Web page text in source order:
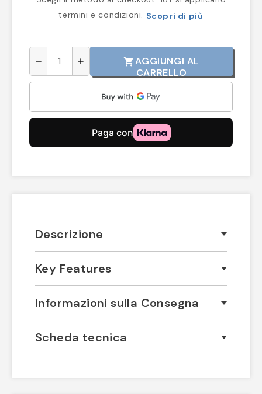
termini e condizioni. Scopri di più
remove add shopping_cartAGGIUNGI AL
CARRELLO
Descrizione
Key Features
Informazioni sulla Consegna
Scheda tecnica